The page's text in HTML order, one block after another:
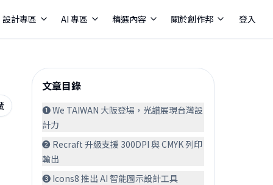
設計專區 AI 專區 精選內容 關於創作邦 登入
文章目錄
❶ We TAIWAN 大阪登場，光譜展現台灣設
計力
❷ Recraft 升級支援 300DPI 與 CMYK 列印
輸出
❸ Icons8 推出 AI 智能圖示設計工具